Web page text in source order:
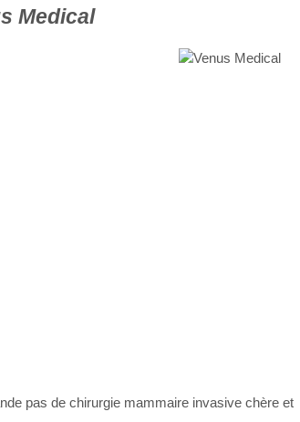
Medical
pas de chirurgie mammaire invasive chère et